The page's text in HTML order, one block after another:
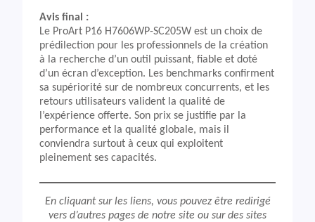
Avis final :
Le ProArt P16 H7606WP-SC205W est un choix de
prédilection pour les professionnels de la création
à la recherche d’un outil puissant, fiable et doté
d’un écran d’exception. Les benchmarks confirment
sa supériorité sur de nombreux concurrents, et les
retours utilisateurs valident la qualité de
l’expérience offerte. Son prix se justifie par la
performance et la qualité globale, mais il
conviendra surtout à ceux qui exploitent
pleinement ses capacités.
En cliquant sur les liens, vous pouvez être redirigé
vers d’autres pages de notre site ou sur des sites